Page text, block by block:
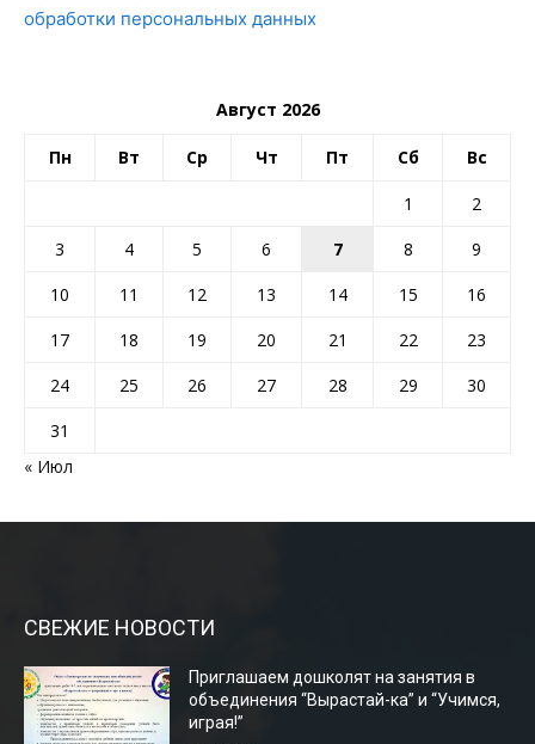
обработки персональных данных
Август 2026
Пн Вт Ср Чт Пт Сб Вс
1
2
3
4 5 6 7 8
9
10
11 12 13 14 15
16
17
18 19 20 21 22
23
24
25 26 27 28 29
30
31
« Июл
СВЕЖИЕ НОВОСТИ
Приглашаем дошколят на занятия в
объединения “Вырастай-ка” и “Учимся,
играя!”